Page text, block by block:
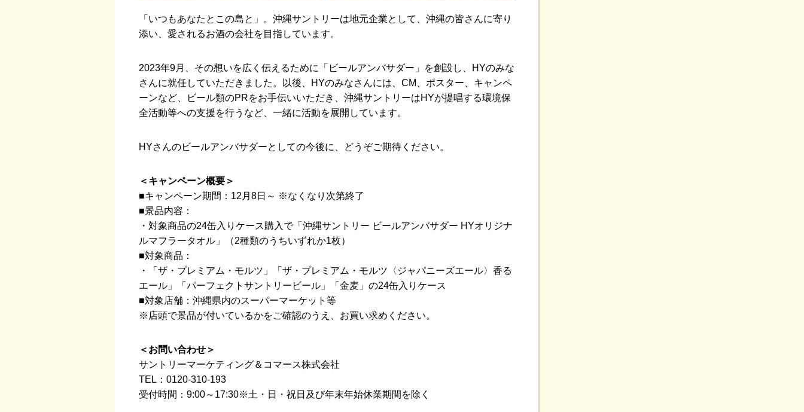
「いつもあなたとこの島と」。沖縄サントリーは地元企業として、沖縄の皆さんに寄り
添い、愛されるお酒の会社を目指しています。
2023年9月、その想いを広く伝えるために「ビールアンバサダー」を創設し、HYのみな
さんに就任していただきました。以後、HYのみなさんには、CM、ポスター、キャンペ
ーンなど、ビール類のPRをお手伝いいただき、沖縄サントリーはHYが提唱する環境保
全活動等への支援を行うなど、一緒に活動を展開しています。
HYさんのビールアンバサダーとしての今後に、どうぞご期待ください。
＜キャンペーン概要＞
■キャンペーン期間：12月8日～ ※なくなり次第終了
■景品内容：
・対象商品の24缶入りケース購入で「沖縄サントリー ビールアンバサダー HYオリジナ
ルマフラータオル」（2種類のうちいずれか1枚）
■対象商品：
・「ザ・プレミアム・モルツ」「ザ・プレミアム・モルツ〈ジャパニーズエール〉香る
エール」「パーフェクトサントリービール」「金麦」の24缶入りケース
■対象店舗：沖縄県内のスーパーマーケット等
※店頭で景品が付いているかをご確認のうえ、お買い求めください。
＜お問い合わせ＞
サントリーマーケティング＆コマース株式会社
TEL：0120-310-193
受付時間：9:00～17:30※土・日・祝日及び年末年始休業期間を除く